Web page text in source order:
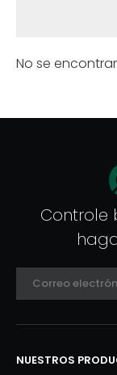
No se
Controle
NUESTROS